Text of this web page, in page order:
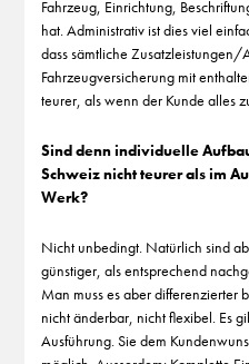
Fahrzeug, Einrichtung,
hat. Administrativ ist dies viel
dass sämtliche Zusatzleistungen/
Fahrzeugversicherung mit
teurer, als wenn der Kunde alles
Sind denn individuelle
Schweiz nicht teurer als im
Werk?
Nicht unbedingt. Natürlich sind
günstiger, als entsprechend
Man muss es aber differenzierter
nicht änderbar, nicht flexibel. Es
Ausführung. Sie dem